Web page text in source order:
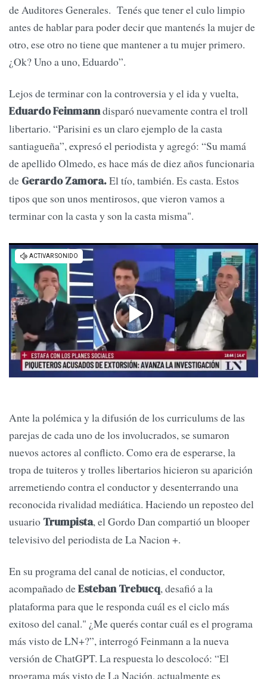
de Auditores Generales. Tenés que tener el culo limpio
antes de hablar para poder decir que mantenés la mujer de
otro, ese otro no tiene que mantener a tu mujer primero.
¿Ok? Uno a uno, Eduardo”.
Lejos de terminar con la controversia y el ida y vuelta,
Eduardo Feinmanndisparó nuevamente contra el troll
libertario. “Parisini es un claro ejemplo de la casta
santiagueña”, expresó el periodista y agregó: “Su mamá
de apellido Olmedo, es hace más de diez años funcionaria
de Gerardo Zamora.El tío, también. Es casta. Estos
tipos que son unos mentirosos, que vieron vamos a
terminar con la casta y son la casta misma".
Ante la polémica y la difusión de los curriculums de las
parejas de cada uno de los involucrados, se sumaron
nuevos actores al conflicto. Como era de esperarse, la
tropa de tuiteros y trolles libertarios hicieron su aparición
arremetiendo contra el conductor y desenterrando una
reconocida rivalidad mediática. Haciendo un reposteo del
usuario Trumpista, el Gordo Dan compartió un blooper
televisivo del periodista de La Nacion +.
En su programa del canal de noticias, el conductor,
acompañado deEsteban Trebucq, desafió a la
plataforma para que le responda cuál es el ciclo más
exitoso del canal." ¿Me querés contar cuál es el programa
más visto de LN+?”, interrogó Feinmann a la nueva
versión de ChatGPT. La respuesta lo descolocó: “El
programa más visto de La Nación, actualmente es